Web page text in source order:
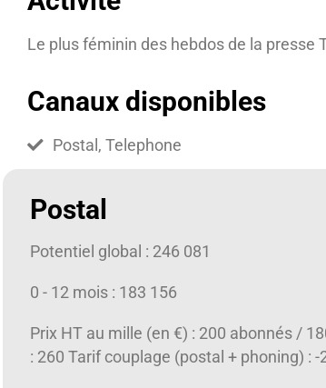
Le plus féminin des hebdos de la presse
Canaux disponibles
Postal, Telephone
Postal
Potentiel global : 246 081
0 - 12 mois : 183 156
Prix HT au mille (en €) : 200 abonnés /
: 260 Tarif couplage (postal + phoning) : -